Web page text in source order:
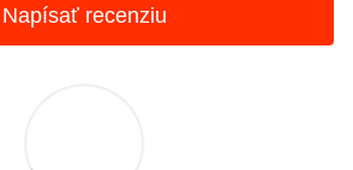
Napísať recenziu